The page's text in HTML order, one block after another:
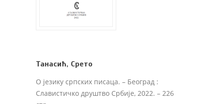
Танасић, Срето
О језику српских писаца. – Београд :
Славистичко друштво Србије, 2022. – 226